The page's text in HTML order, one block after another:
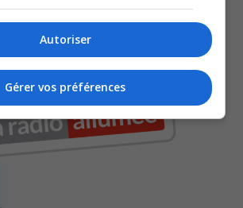
Autoriser
Gérer vos préférences